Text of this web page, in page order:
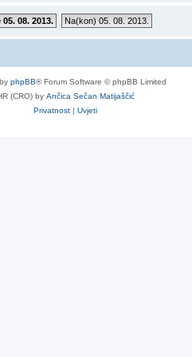
05. 08. 2013. Na(kon) 05. 08. 2013.
phpBB® Forum Software © phpBB Limited
(CRO) by Ančica Sečan Matijaščić
Privatnost | Uvjeti